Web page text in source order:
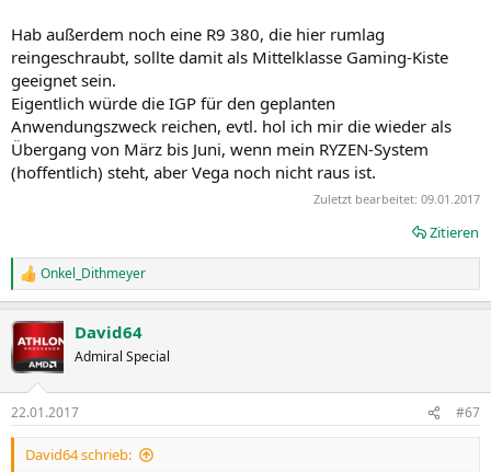
Hab außerdem noch eine R9 380, die hier rumlag
reingeschraubt, sollte damit als Mittelklasse Gaming-Kiste
geeignet sein.
Eigentlich würde die IGP für den geplanten
Anwendungszweck reichen, evtl. hol ich mir die wieder als
Übergang von März bis Juni, wenn mein RYZEN-System
(hoffentlich) steht, aber Vega noch nicht raus ist.
Zuletzt bearbeitet: 09.01.2017
Zitieren
R
e
k
t
i
e
n
Onkel_Dithmeyer
David64
Admiral Special
22.01.2017 #67
David64 schrieb: